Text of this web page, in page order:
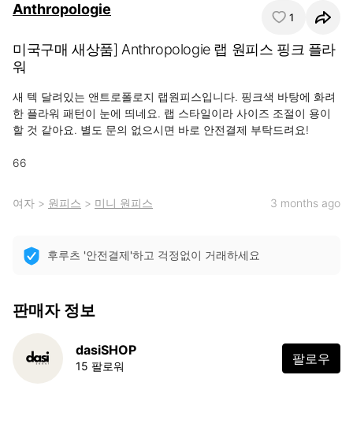
Anthropologie 1
미국구매 새상품] Anthropologie 랩 원피스 핑크 플라
워
새 텍 달려있는 앤트로폴로지 랩원피스입니다. 핑크색 바탕에 화려
한 플라워 패턴이 눈에 띄네요. 랩 스타일이라 사이즈 조절이 용이
할 것 같아요. 별도 문의 없으시면 바로 안전결제 부탁드려요!
66
여자 > 원피스 > 미니 원피스 3 months ago
후루츠 '안전결제'하고 걱정없이 거래하세요
판매자 정보
dasiSHOP
15 팔로워 팔로우